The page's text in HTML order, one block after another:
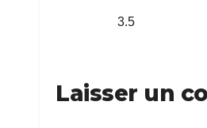
3.5
Laisser un